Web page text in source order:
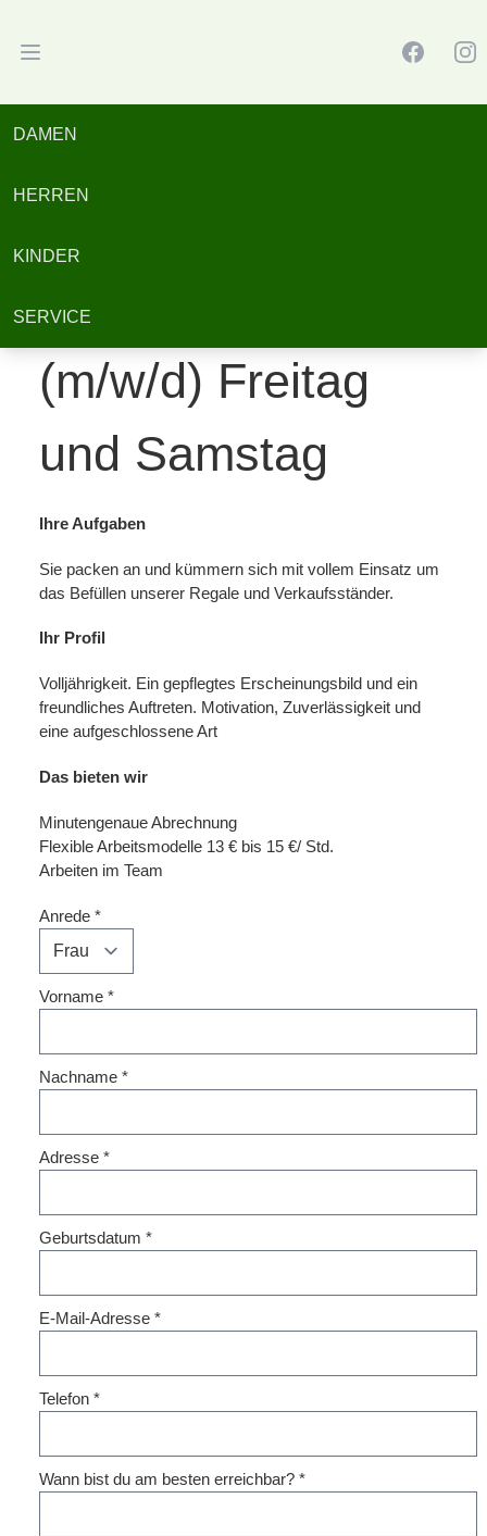
Open main menuLechtaler Dirndl & Tracht GmbH & Co. KG
DAMEN
HERREN
KINDER
SERVICE
Facebook
Home»
Minijob
Warenverräumer
(m/w/d) Freitag
und Samstag
Ihre Aufgaben
Sie packen an und kümmern sich mit vollem Einsatz um
das Befüllen unserer Regale und Verkaufsständer.
Ihr Profil
Volljährigkeit. Ein gepflegtes Erscheinungsbild und ein
freundliches Auftreten. Motivation, Zuverlässigkeit und
eine aufgeschlossene Art
Das bieten wir
Minutengenaue Abrechnung
Flexible Arbeitsmodelle 13 € bis 15 €/ Std.
Arbeiten im Team
Anrede *
Vorname *
Nachname *
Adresse *
Geburtsdatum *
E-Mail-Adresse *
Telefon *
Wann bist du am besten erreichbar? *